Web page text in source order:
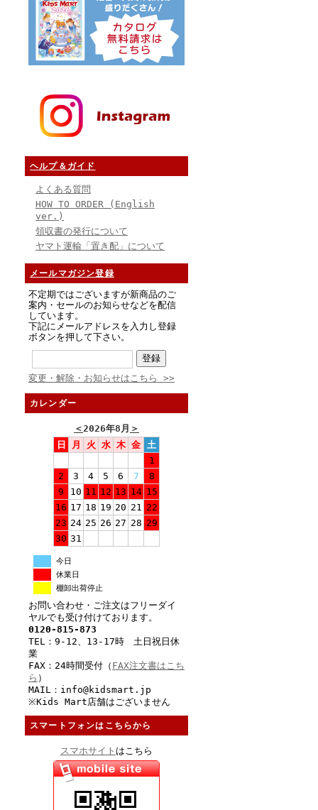
ヘルプ＆ガイド
よくある質問
HOW TO ORDER (English
ver.)
領収書の発行について
ヤマト運輸「置き配」について
メールマガジン登録
不定期ではございますが新商品のご
案内・セールのお知らせなどを配信
しています。
下記にメールアドレスを入力し登録
ボタンを押して下さい。
変更・解除・お知らせはこちら >>
カレンダー
＜2026年8月 ＞
日
月 火 水 木 金 土
1
2
3 4 5 6 7
8
9
10 11 12 13 14 15
16 17 18 19 20 21 22
23 24 25 26 27 28 29
30 31
今日
休業日
棚卸出荷停止
お問い合わせ・ご注文はフリーダイ
ヤルでも受け付けております。
0120-815-873
TEL：9-12、13-17時 土日祝日休
業
FAX：24時間受付（ FAX注文書はこち
ら ）
MAIL：info@kidsmart.jp
※Kids Mart店舗はございません
スマートフォンはこちらから
スマホサイト はこちら